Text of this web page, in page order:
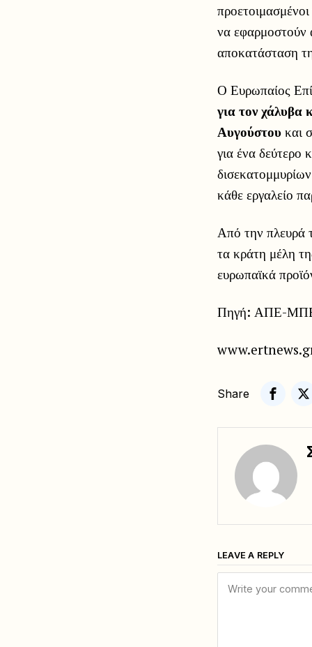
να εφαρμοστούν
αποκατάσταση
Ο Ευρωπαίος
για τον χάλυβα
Αυγούστου και
για ένα δεύτερο
κάθε εργαλείο
Από την πλευρά
τα κράτη μέλη
ευρωπαϊκά
Πηγή: ΑΠΕ-
Share
LEAVE A REPLY